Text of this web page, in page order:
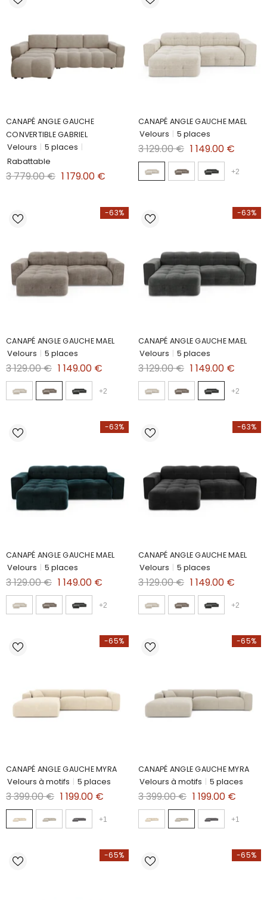
CANAPÉ ANGLE GAUCHE
CONVERTIBLE GABRIEL
Velours | 5 places |
Rabattable
3 779.00 € 1 179.00 €
CANAPÉ ANGLE GAUCHE MAEL
Velours | 5 places
3 129.00 € 1 149.00 €
+2
-63%
CANAPÉ ANGLE GAUCHE MAEL
Velours | 5 places
3 129.00 € 1 149.00 €
+2
-63%
CANAPÉ ANGLE GAUCHE MAEL
Velours | 5 places
3 129.00 € 1 149.00 €
+2
-63%
CANAPÉ ANGLE GAUCHE MAEL
Velours | 5 places
3 129.00 € 1 149.00 €
+2
-63%
CANAPÉ ANGLE GAUCHE MAEL
Velours | 5 places
3 129.00 € 1 149.00 €
+2
-65%
CANAPÉ ANGLE GAUCHE MYRA
Velours à motifs | 5 places
3 399.00 € 1 199.00 €
+1
-65%
CANAPÉ ANGLE GAUCHE MYRA
Velours à motifs | 5 places
3 399.00 € 1 199.00 €
+1
-65% -65%